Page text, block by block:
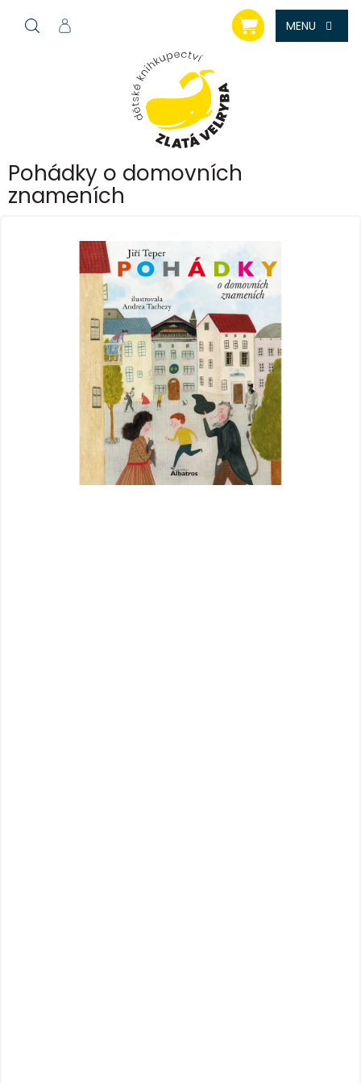
NÁKUPNÍ
KOŠÍK
Pohádky o domovních
znameních